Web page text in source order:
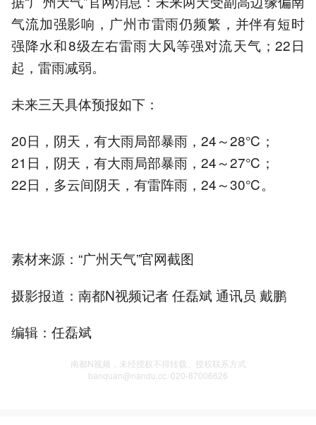
气流加强影响，广州市雷雨仍频繁，并伴有短时
强降水和8级左右雷雨大风等强对流天气；22日
起，雷雨减弱。
未来三天具体预报如下：
20日，阴天，有大雨局部暴雨，24～28℃；
21日，阴天，有大雨局部暴雨，24～27℃；
22日，多云间阴天，有雷阵雨，24～30℃。
素材来源：“广州天气”官网截图
摄影报道：南都N视频记者 任磊斌 通讯员 戴鹏
编辑：任磊斌
南都N视频，未经授权不得转载、授权联系方式
banquan@nandu.cc. 020-87006626